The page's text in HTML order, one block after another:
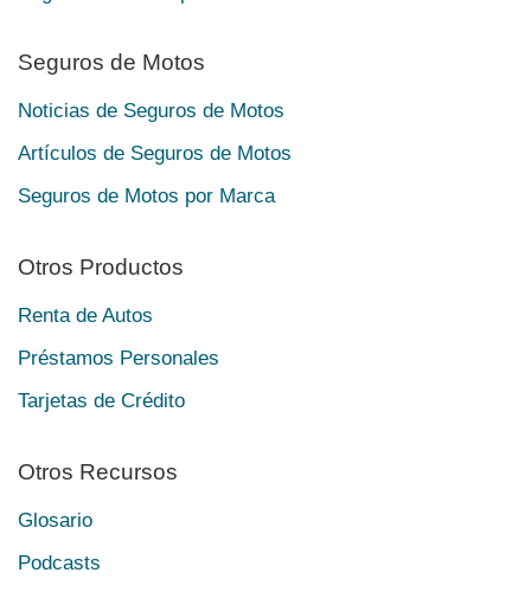
Seguros de Motos
Noticias de Seguros de Motos
Artículos de Seguros de Motos
Seguros de Motos por Marca
Otros Productos
Renta de Autos
Préstamos Personales
Tarjetas de Crédito
Otros Recursos
Glosario
Podcasts